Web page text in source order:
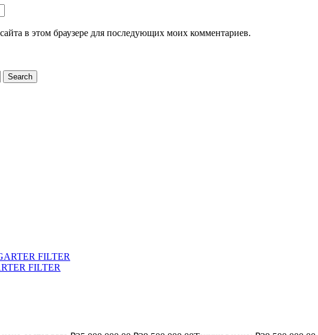
в этом браузере для последующих моих комментариев.
Search
FILTER